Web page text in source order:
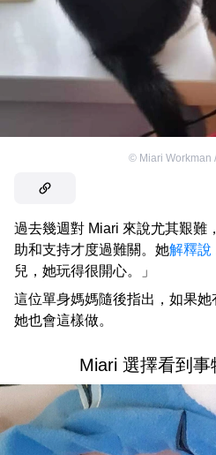
© Miari Workman
過去幾週對 Miari 來說尤其艱難
助和支持才度過難關。她解釋說
兒，她玩得很開心。」
這位單身媽媽隨後指出，如果她
她也會這樣做。
Miari 選擇看到